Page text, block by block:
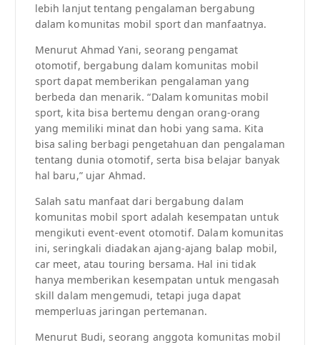
lebih lanjut tentang pengalaman bergabung
dalam komunitas mobil sport dan manfaatnya.
Menurut Ahmad Yani, seorang pengamat
otomotif, bergabung dalam komunitas mobil
sport dapat memberikan pengalaman yang
berbeda dan menarik. “Dalam komunitas mobil
sport, kita bisa bertemu dengan orang-orang
yang memiliki minat dan hobi yang sama. Kita
bisa saling berbagi pengetahuan dan pengalaman
tentang dunia otomotif, serta bisa belajar banyak
hal baru,” ujar Ahmad.
Salah satu manfaat dari bergabung dalam
komunitas mobil sport adalah kesempatan untuk
mengikuti event-event otomotif. Dalam komunitas
ini, seringkali diadakan ajang-ajang balap mobil,
car meet, atau touring bersama. Hal ini tidak
hanya memberikan kesempatan untuk mengasah
skill dalam mengemudi, tetapi juga dapat
memperluas jaringan pertemanan.
Menurut Budi, seorang anggota komunitas mobil